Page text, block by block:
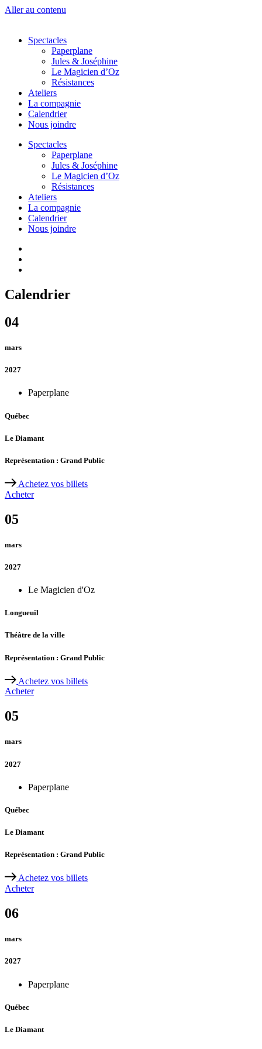
Aller au contenu
Spectacles
Paperplane
Jules & Joséphine
Le Magicien d’Oz
Résistances
Ateliers
La compagnie
Calendrier
Nous joindre
Spectacles
Paperplane
Jules & Joséphine
Le Magicien d’Oz
Résistances
Ateliers
La compagnie
Calendrier
Nous joindre
Calendrier
04
mars
2027
Paperplane
Québec
Le Diamant
Représentation : Grand Public
Achetez vos billets
Acheter
05
mars
2027
Le Magicien d'Oz
Longueuil
Théâtre de la ville
Représentation : Grand Public
Achetez vos billets
Acheter
05
mars
2027
Paperplane
Québec
Le Diamant
Représentation : Grand Public
Achetez vos billets
Acheter
06
mars
2027
Paperplane
Québec
Le Diamant